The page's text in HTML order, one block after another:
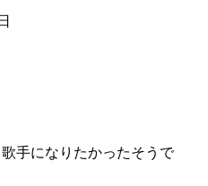
手になりたかったそうで